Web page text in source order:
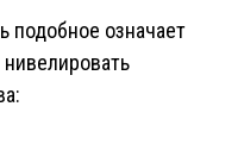
подобное означает